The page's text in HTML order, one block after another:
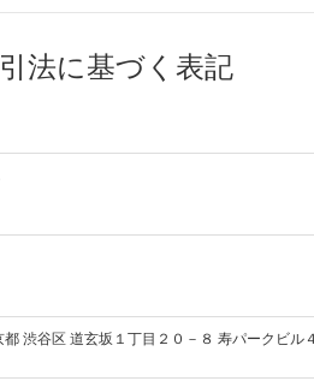
法に基づく表記
都 渋谷区 道玄坂１丁目２０－８ 寿パークビル